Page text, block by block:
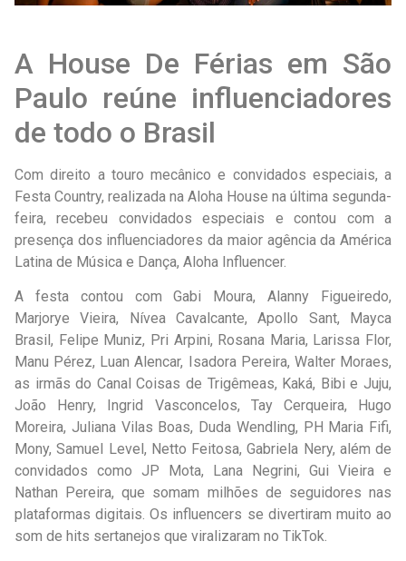
A House De Férias em São
Paulo reúne influenciadores
de todo o Brasil
Com direito a touro mecânico e convidados especiais, a
Festa Country, realizada na Aloha House na última segunda-
feira, recebeu convidados especiais e contou com a
presença dos influenciadores da maior agência da América
Latina de Música e Dança, Aloha Influencer.
A festa contou com Gabi Moura, Alanny Figueiredo,
Marjorye Vieira, Nívea Cavalcante, Apollo Sant, Mayca
Brasil, Felipe Muniz, Pri Arpini, Rosana Maria, Larissa Flor,
Manu Pérez, Luan Alencar, Isadora Pereira, Walter Moraes,
as irmãs do Canal Coisas de Trigêmeas, Kaká, Bibi e Juju,
João Henry, Ingrid Vasconcelos, Tay Cerqueira, Hugo
Moreira, Juliana Vilas Boas, Duda Wendling, PH Maria Fifi,
Mony, Samuel Level, Netto Feitosa, Gabriela Nery, além de
convidados como JP Mota, Lana Negrini, Gui Vieira e
Nathan Pereira, que somam milhões de seguidores nas
plataformas digitais. Os influencers se divertiram muito ao
som de hits sertanejos que viralizaram no TikTok.